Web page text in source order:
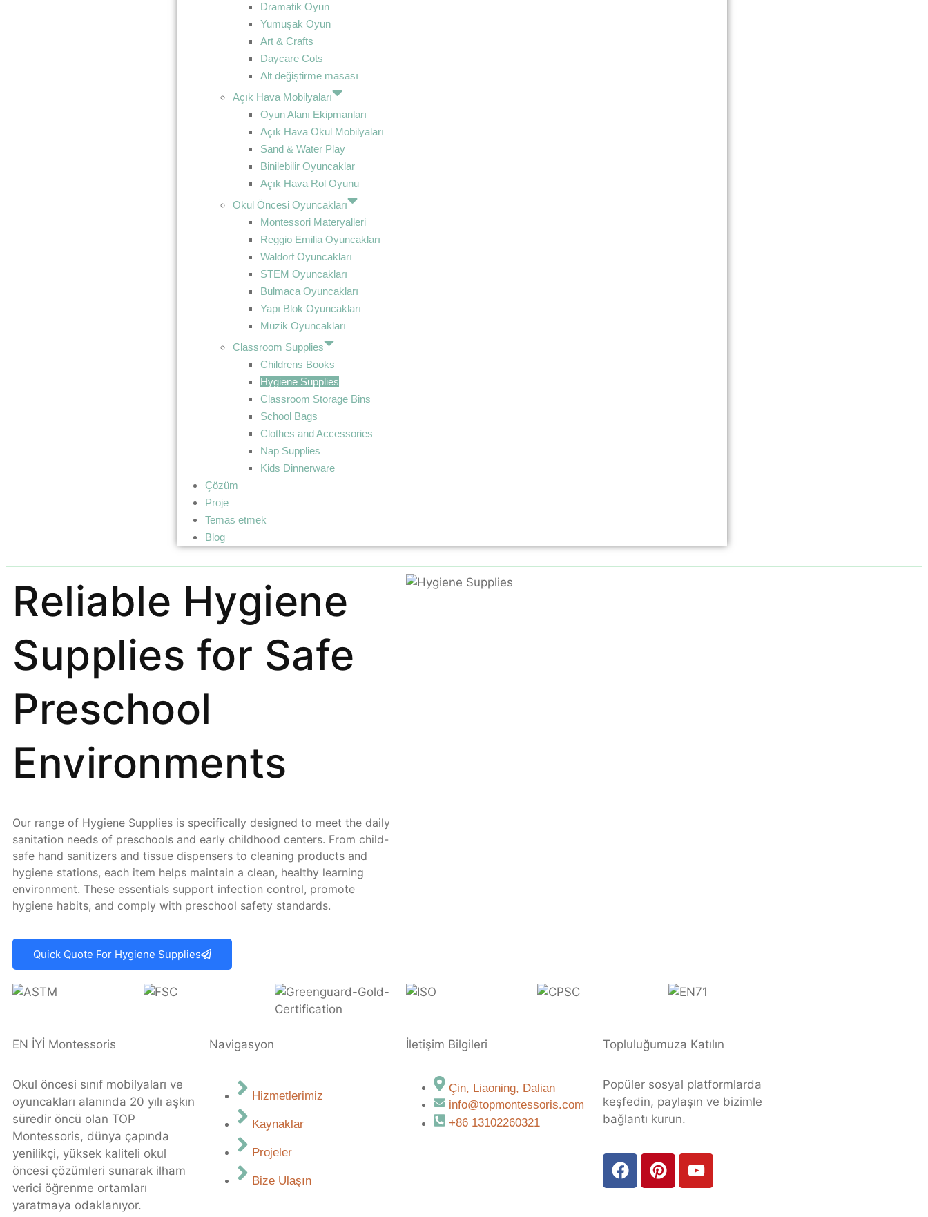
Dramatik Oyun
Yumuşak Oyun
Art & Crafts
Daycare Cots
Alt değiştirme masası
Açık Hava Mobilyaları
Oyun Alanı Ekipmanları
Açık Hava Okul Mobilyaları
Sand & Water Play
Binilebilir Oyuncaklar
Açık Hava Rol Oyunu
Okul Öncesi Oyuncakları
Montessori Materyalleri
Reggio Emilia Oyuncakları
Waldorf Oyuncakları
STEM Oyuncakları
Bulmaca Oyuncakları
Yapı Blok Oyuncakları
Müzik Oyuncakları
Classroom Supplies
Childrens Books
Hygiene Supplies
Classroom Storage Bins
School Bags
Clothes and Accessories
Nap Supplies
Kids Dinnerware
Çözüm
Proje
Temas etmek
Blog
Reliable Hygiene
Supplies for Safe
Preschool
Environments
Our range of Hygiene Supplies is specifically designed to meet the daily
sanitation needs of preschools and early childhood centers. From child-
safe hand sanitizers and tissue dispensers to cleaning products and
hygiene stations, each item helps maintain a clean, healthy learning
environment. These essentials support infection control, promote
hygiene habits, and comply with preschool safety standards.
Quick Quote For Hygiene Supplies
EN İYİ Montessoris
Okul öncesi sınıf mobilyaları ve
oyuncakları alanında 20 yılı aşkın
süredir öncü olan TOP
Montessoris, dünya çapında
yenilikçi, yüksek kaliteli okul
öncesi çözümleri sunarak ilham
verici öğrenme ortamları
yaratmaya odaklanıyor.
Navigasyon
Hizmetlerimiz
Kaynaklar
Projeler
Bize Ulaşın
İletişim Bilgileri
Çin, Liaoning, Dalian
info@topmontessoris.com
+86 13102260321
Topluluğumuza Katılın
Popüler sosyal platformlarda
keşfedin, paylaşın ve bizimle
bağlantı kurun.